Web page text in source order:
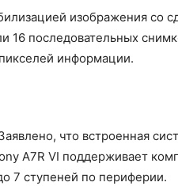
изображения со
16 последовательных
информации.
что встроенная
A7R VI поддерживает
7 ступеней по периферии.